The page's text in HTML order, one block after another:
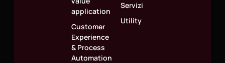
application
Customer
Experience
& Process
Automation
Servizi
Utility